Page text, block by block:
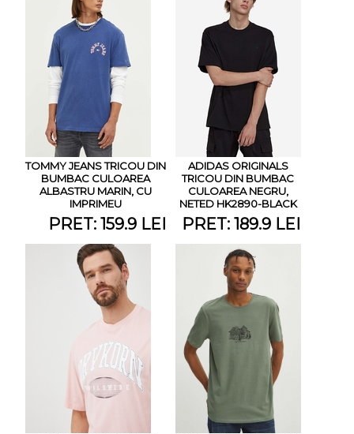
TOMMY JEANS TRICOU DIN
BUMBAC CULOAREA
ALBASTRU MARIN, CU
IMPRIMEU
PRET: 159.9 LEI
ADIDAS ORIGINALS
TRICOU DIN BUMBAC
CULOAREA NEGRU,
NETED HK2890-BLACK
PRET: 189.9 LEI